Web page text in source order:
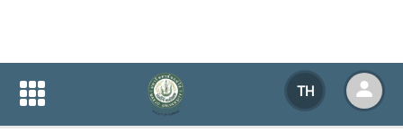
TH
ที่อยู่ติดต่อ
เกี่ยวกับหน่วยงาน ที่อยู่ติดต่อ